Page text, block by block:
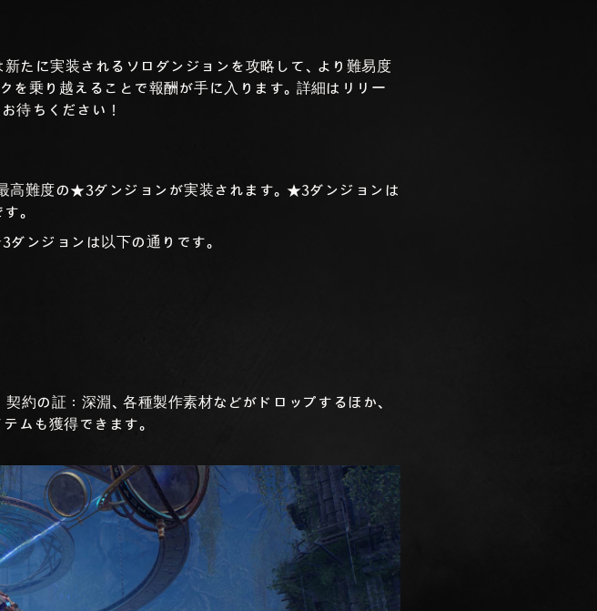
たに実装されるソロダンジョンを攻略して、より難易度
を乗り越えることで報酬が手に入ります。詳細はリリー
待ちください！
高難度の★3ダンジョンが実装されます。★3ダンジョンは
。
ンジョンは以下の通りです。
約の証：深淵、各種製作素材などがドロップするほか、
ムも獲得できます。